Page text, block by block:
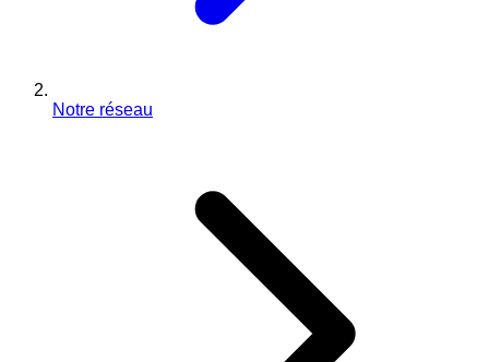
Notre réseau